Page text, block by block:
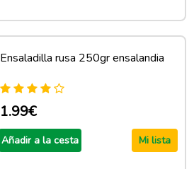
Ensaladilla rusa 250gr ensalandia
1.99€
Añadir a la cesta Mi lista